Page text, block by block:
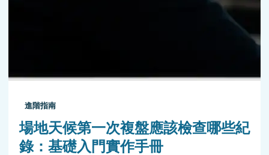
進階指南
場地天候第一次複盤應該檢查哪些紀
錄：基礎入門實作手冊